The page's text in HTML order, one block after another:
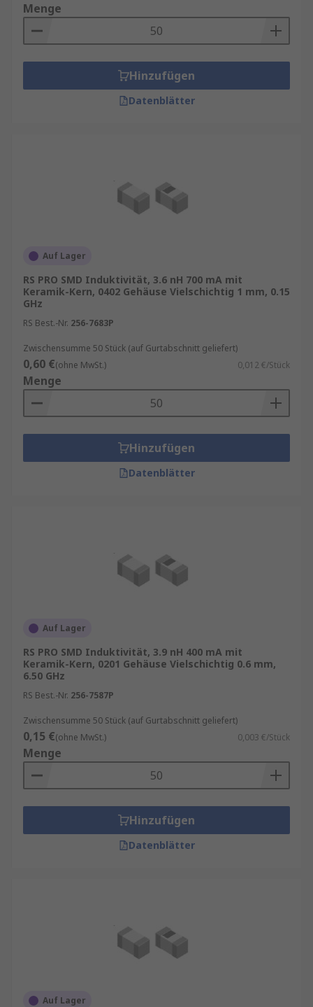
Menge
Hinzufügen
Datenblätter
Auf Lager
RS PRO SMD Induktivität, 3.6 nH 700 mA mit
Keramik-Kern, 0402 Gehäuse Vielschichtig 1 mm, 0.15
GHz
RS Best.-Nr. 256-7683P
Zwischensumme 50 Stück (auf Gurtabschnitt geliefert)
0,60 €(ohne MwSt.) 0,012 €/Stück
Menge
Hinzufügen
Datenblätter
Auf Lager
RS PRO SMD Induktivität, 3.9 nH 400 mA mit
Keramik-Kern, 0201 Gehäuse Vielschichtig 0.6 mm,
6.50 GHz
RS Best.-Nr. 256-7587P
Zwischensumme 50 Stück (auf Gurtabschnitt geliefert)
0,15 €(ohne MwSt.) 0,003 €/Stück
Menge
Hinzufügen
Datenblätter
Auf Lager